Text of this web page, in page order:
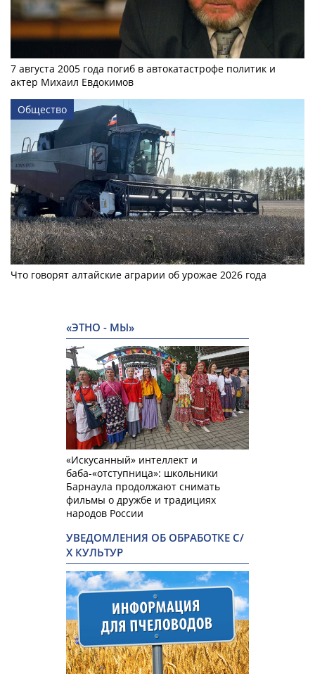
7 августа 2005 года погиб в автокатастрофе политик и
актер Михаил Евдокимов
Общество
Что говорят алтайские аграрии об урожае 2026 года
«ЭТНО - МЫ»
«Искусанный» интеллект и
баба-«отступница»: школьники
Барнаула продолжают снимать
фильмы о дружбе и традициях
народов России
УВЕДОМЛЕНИЯ ОБ ОБРАБОТКЕ С/
Х КУЛЬТУР